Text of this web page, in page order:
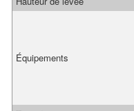
Équipements